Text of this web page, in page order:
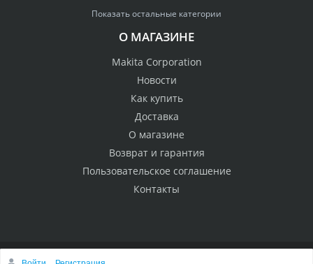
Показать остальные категории
О МАГАЗИНЕ
Makita Corporation
Новости
Как купить
Доставка
О магазине
Возврат и гарантия
Пользовательское соглашение
Контакты